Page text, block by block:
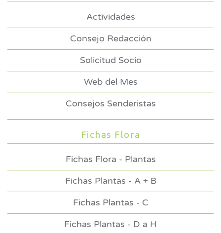
Actividades
Consejo Redacción
Solicitud Socio
Web del Mes
Consejos Senderistas
Fichas Flora
Fichas Flora - Plantas
Fichas Plantas - A + B
Fichas Plantas - C
Fichas Plantas - D a H